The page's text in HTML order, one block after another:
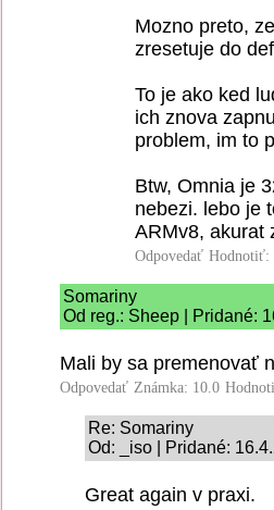
Mozno preto,
zresetuje do
To je ako ked
ich znova
problem, im to
Btw, Omnia je
nebezi. lebo je
ARMv8, akurat
Odpovedať Hodnotiť:
Somariny
Od reg.: Sheep | Pridané:
Mali by sa premenovať
Odpovedať Známka: 10.0
Re: Somariny
Od: _iso | Pridané:
Great again v praxi.